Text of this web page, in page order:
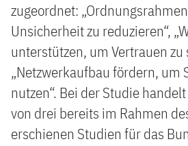
zugeordnet:
Unsicherheit zu reduzieren“,
unterstützen, um Vertrauen zu
„Netzwerkaufbau fördern, um
nutzen“. Bei der Studie
von drei bereits im Rahmen
erschienen Studien für das